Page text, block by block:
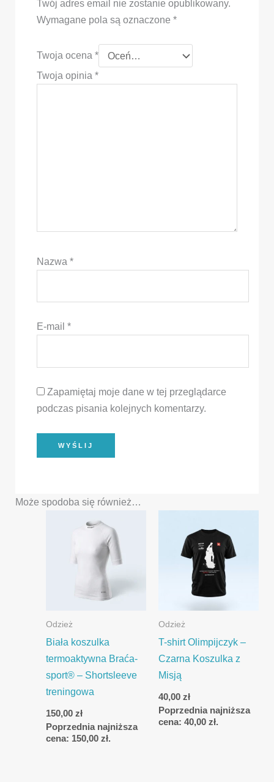
Twój adres email nie zostanie opublikowany.
Wymagane pola są oznaczone*
Twoja ocena*
Twoja opinia*
Nazwa*
E-mail*
Zapamiętaj moje dane w tej przeglądarce
podczas pisania kolejnych komentarzy.
Może spodoba się również…
Odzież
Biała koszulka
termoaktywna Braća-
sport® – Shortsleeve
treningowa
150,00 zł
Poprzednia najniższa
cena: 150,00 zł.
Odzież
T-shirt Olimpijczyk –
Czarna Koszulka z
Misją
40,00 zł
Poprzednia najniższa
cena: 40,00 zł.